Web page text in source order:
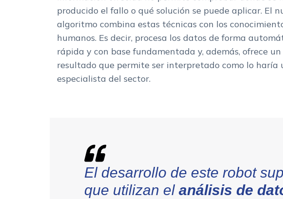
producido el fallo o qué solución se puede aplicar. El
algoritmo combina estas técnicas con los
humanos. Es decir, procesa los datos de forma
rápida y con base fundamentada y, además, ofrece un
resultado que permite ser interpretado como lo haría
especialista del sector.
El desarrollo de este robot
que utilizan el análisis de